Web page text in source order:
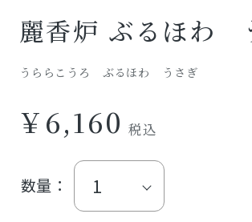
麗香炉 ぶるほわ
うららこうろ ぶるほわ うさぎ
￥6,160
数量：